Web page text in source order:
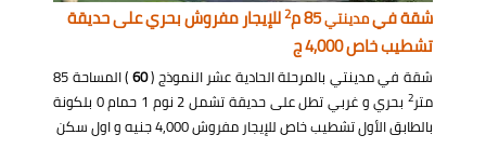
شقة فيمدينتي85 م 2للإيجار مفروش بحري على حديقة
تشطيب خاص 4,000 ج
شقة في مدينتي بالمرحلة الحادية عشر النموذج (60
) المساحة 85
متر2
بحري و غربي تطل على حديقة تشمل 2 نوم 1 حمام 0 بلكونة
بالطابق الأول تشطيب خاص للإيجار مفروش 4,000 جنيه و اول سكن